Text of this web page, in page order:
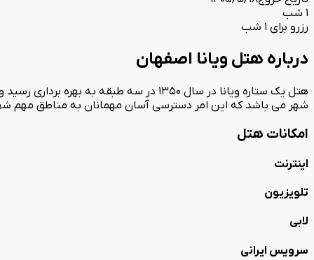
1 شب
رزرو برای 1 شب
درباره هتل ویانا اصفهان
شهر می باشد که این امر دسترسی آسان مهمانان به مناطق مهم
امکانات هتل
اینترنت
تلویزیون
لابی
سرویس ایرانی